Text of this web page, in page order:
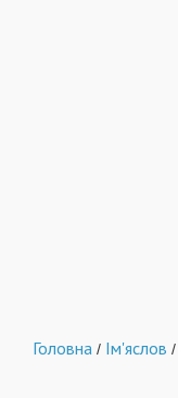
Головна / Ім'яслов /